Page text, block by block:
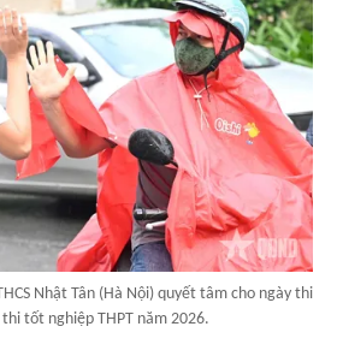
Nhật Tân (Hà Nội) quyết tâm cho ngày thi
thi tốt nghiệp THPT năm 2026.